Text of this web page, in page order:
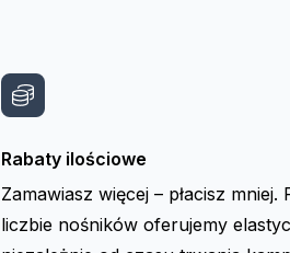
Rabaty ilościowe
Zamawiasz więcej – płacisz mniej.
liczbie nośników oferujemy